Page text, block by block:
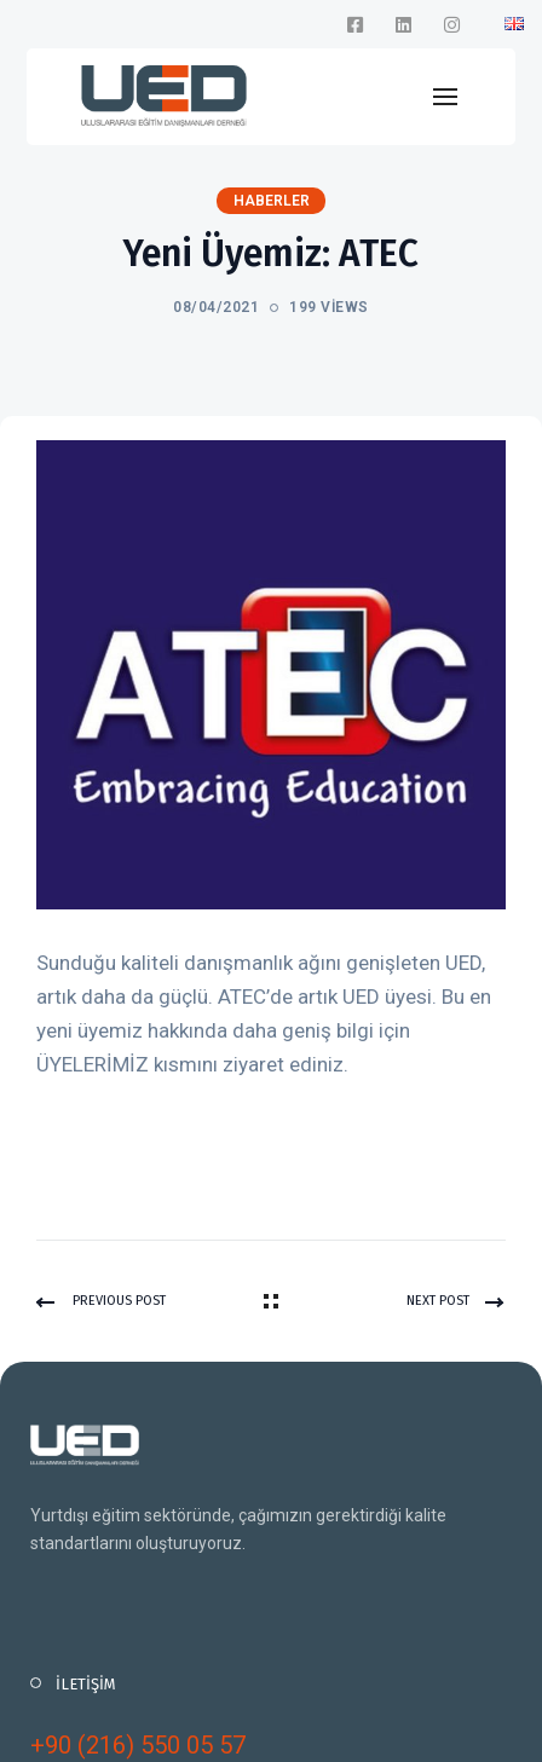
HABERLER
Yeni Üyemiz: ATEC
08/04/2021 199 VIEWS
Sunduğu kaliteli danışmanlık ağını genişleten UED,
artık daha da güçlü. ATEC’de artık UED üyesi. Bu en
yeni üyemiz hakkında daha geniş bilgi için
ÜYELERİMİZ kısmını ziyaret ediniz.
PREVIOUS POST NEXT POST
Yurtdışı eğitim sektöründe, çağımızın gerektirdiği kalite
standartlarını oluşturuyoruz.
İLETİŞİM
+90 (216) 550 05 57